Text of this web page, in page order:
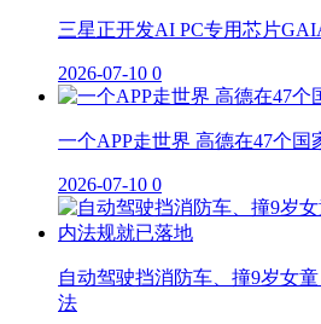
三星正开发AI PC专用芯片
2026-07-10 0
一个APP走世界 高德在47个国
2026-07-10 0
自动驾驶挡消防车、撞9岁女
法